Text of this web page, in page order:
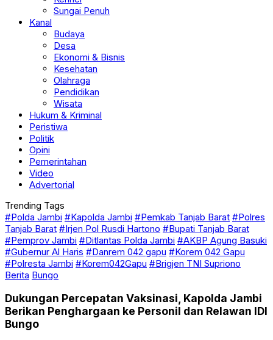
Sungai Penuh
Kanal
Budaya
Desa
Ekonomi & Bisnis
Kesehatan
Olahraga
Pendidikan
Wisata
Hukum & Kriminal
Peristiwa
Politik
Opini
Pemerintahan
Video
Advertorial
Trending Tags
#Polda Jambi #Kapolda Jambi #Pemkab Tanjab Barat #Polres
Tanjab Barat #Irjen Pol Rusdi Hartono #Bupati Tanjab Barat
#Pemprov Jambi #Ditlantas Polda Jambi #AKBP Agung Basuki
#Gubernur Al Haris #Danrem 042 gapu #Korem 042 Gapu
#Polresta Jambi #Korem042Gapu #Brigjen TNI Supriono
Berita Bungo
Dukungan Percepatan Vaksinasi, Kapolda Jambi
Berikan Penghargaan ke Personil dan Relawan IDI
Bungo